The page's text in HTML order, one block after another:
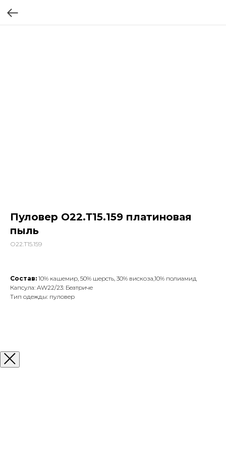
Пуловер О22.Т15.159 платиновая
пыль
О22.Т15.159
Состав: 10% кашемир, 50% шерсть, 30% вискоза,10% полиамид
Капсула: AW22/23: Беатриче
Тип одежды: пуловер